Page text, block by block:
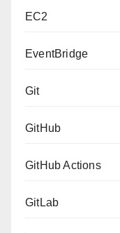
EC2
EventBridge
Git
GitHub
GitHub Actions
GitLab